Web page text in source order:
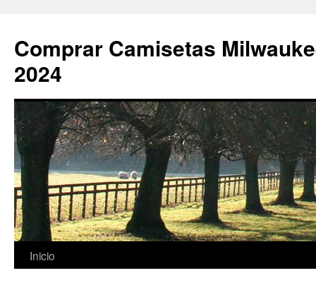
Comprar Camisetas
2024
Saltar
Inicio